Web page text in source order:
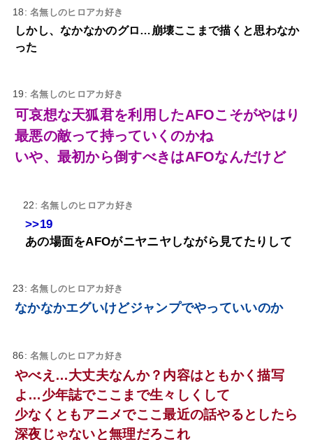
18:名無しのヒロアカ好き
しかし、なかなかのグロ…崩壊ここまで描くと思わなか
った
19:名無しのヒロアカ好き
可哀想な天狐君を利用したAFOこそがやはり
最悪の敵って持っていくのかね
いや、最初から倒すべきはAFOなんだけど
22:名無しのヒロアカ好き
>>19
あの場面をAFOがニヤニヤしながら見てたりして
23:名無しのヒロアカ好き
なかなかエグいけどジャンプでやっていいのか
86:名無しのヒロアカ好き
やべえ…大丈夫なんか？内容はともかく描写
よ…少年誌でここまで生々しくして
少なくともアニメでここ最近の話やるとしたら
深夜じゃないと無理だろこれ